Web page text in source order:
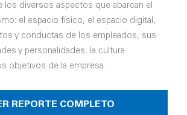
los diversos aspectos que abarcan el
el espacio físico, el espacio digital,
y conductas de los empleados, sus
y personalidades, la cultura
objetivos de la empresa.
REPORTE COMPLETO